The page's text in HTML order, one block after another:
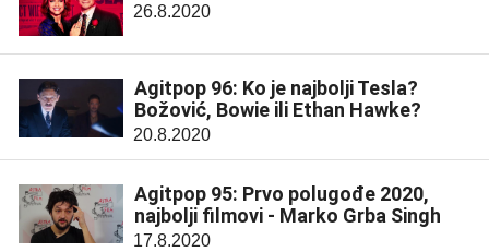
26.8.2020
Agitpop 96: Ko je najbolji Tesla?
Božović, Bowie ili Ethan Hawke?
20.8.2020
Agitpop 95: Prvo polugođe 2020,
najbolji filmovi - Marko Grba Singh
17.8.2020